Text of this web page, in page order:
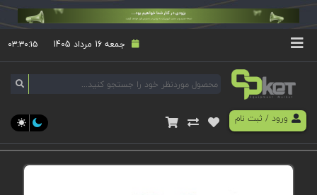
جمعه 16 مرداد 1405 ۰۳:۳۰:۱۵
ورود/ ثبت نام